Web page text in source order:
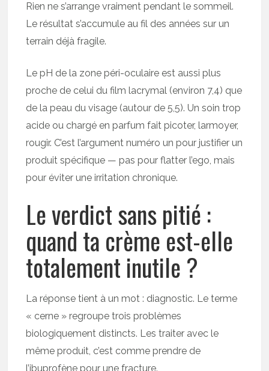
Rien ne s’arrange vraiment pendant le sommeil.
Le résultat s’accumule au fil des années sur un
terrain déjà fragile.
Le pH de la zone péri-oculaire est aussi plus
proche de celui du film lacrymal (environ 7,4) que
de la peau du visage (autour de 5,5). Un soin trop
acide ou chargé en parfum fait picoter, larmoyer,
rougir. C’est l’argument numéro un pour justifier un
produit spécifique — pas pour flatter l’ego, mais
pour éviter une irritation chronique.
Le verdict sans pitié :
quand ta crème est-elle
totalement inutile ?
La réponse tient à un mot : diagnostic. Le terme
« cerne » regroupe trois problèmes
biologiquement distincts. Les traiter avec le
même produit, c’est comme prendre de
l’ibuprofène pour une fracture.